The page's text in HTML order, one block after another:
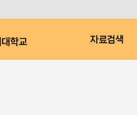
학교 자료검색